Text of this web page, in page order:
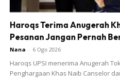
netizen.
“Dulu dia dibuang tetapi kini
dihargai. You deserve it Bella,”
pengguna Threads.
Haroqs Terima Anugerah
Pesanan Jangan Pernah
Nana - 6 Ogo 2026
Haroqs UPSI menerima Anugerah
Penghargaan Khas Naib Canselor